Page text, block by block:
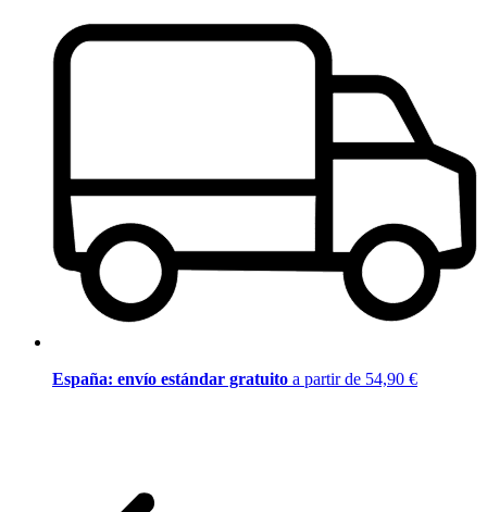
España: envío estándar gratuito a partir de 54,90 €